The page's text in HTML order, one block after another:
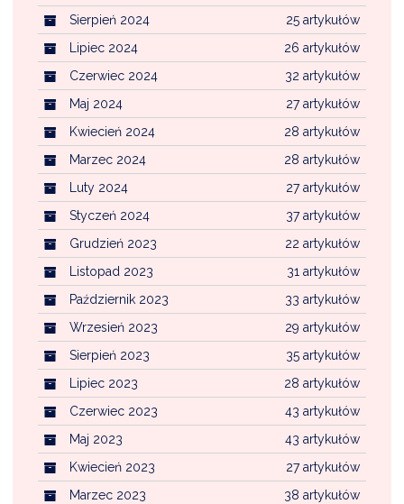
25 artykułów
Sierpień 2024
26 artykułów
Lipiec 2024
32 artykułów
Czerwiec 2024
27 artykułów
Maj 2024
28 artykułów
Kwiecień 2024
28 artykułów
Marzec 2024
27 artykułów
Luty 2024
37 artykułów
Styczeń 2024
22 artykułów
Grudzień 2023
31 artykułów
Listopad 2023
33 artykułów
Październik 2023
29 artykułów
Wrzesień 2023
35 artykułów
Sierpień 2023
28 artykułów
Lipiec 2023
43 artykułów
Czerwiec 2023
43 artykułów
Maj 2023
27 artykułów
Kwiecień 2023
38 artykułów
Marzec 2023